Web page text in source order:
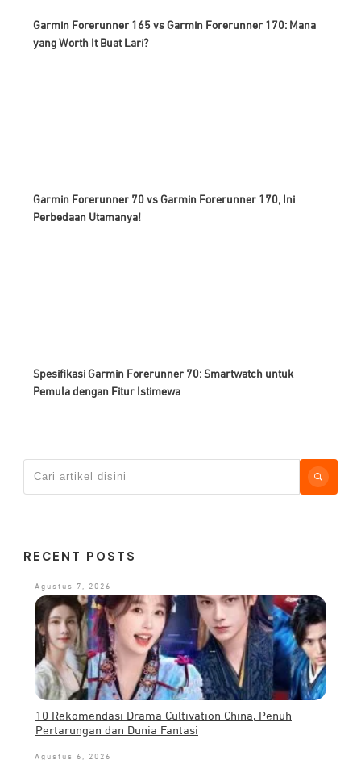
Garmin Forerunner 165 vs Garmin Forerunner 170: Mana
yang Worth It Buat Lari?
Garmin Forerunner 70 vs Garmin Forerunner 170, Ini
Perbedaan Utamanya!
Spesifikasi Garmin Forerunner 70: Smartwatch untuk
Pemula dengan Fitur Istimewa
RECENT POSTS
Agustus 7, 2026
10 Rekomendasi Drama Cultivation China, Penuh
Pertarungan dan Dunia Fantasi
Agustus 6, 2026